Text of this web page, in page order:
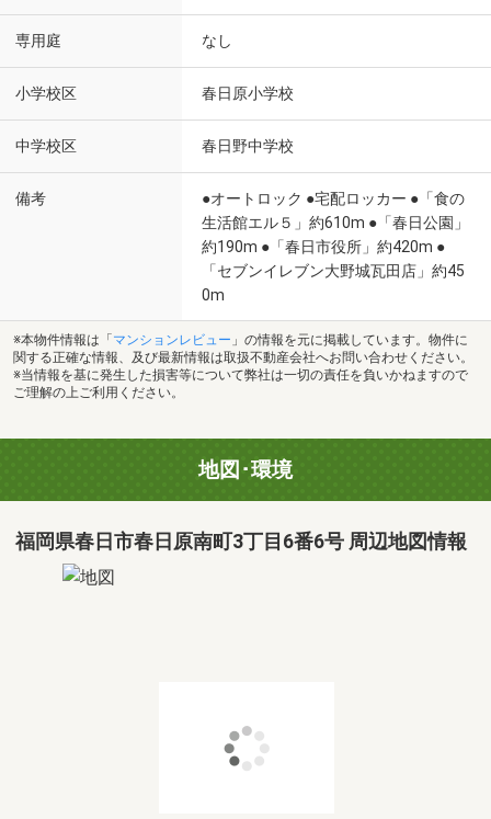
専用庭 なし
小学校区 春日原小学校
中学校区 春日野中学校
備考
●オートロック ●宅配ロッカー ●「食の
生活館エル５」約610m ●「春日公園」
約190m ●「春日市役所」約420m ●
「セブンイレブン大野城瓦田店」約45
0m
※本物件情報は「 マンションレビュー 」の情報を元に掲載しています。物件に
関する正確な情報、及び最新情報は取扱不動産会社へお問い合わせください。
※当情報を基に発生した損害等について弊社は一切の責任を負いかねますので
ご理解の上ご利用ください。
地図･環境
福岡県春日市春日原南町3丁目6番6号 周辺地図情報